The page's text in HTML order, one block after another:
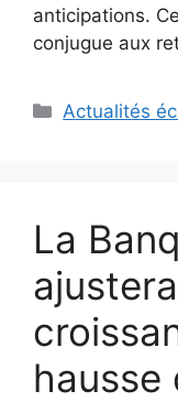
anticipations.
conjugue aux
Catégories
Actualités
La
hausse